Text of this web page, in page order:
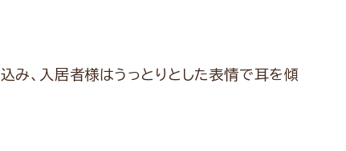
み、入居者様はうっとりとした表情で耳を傾